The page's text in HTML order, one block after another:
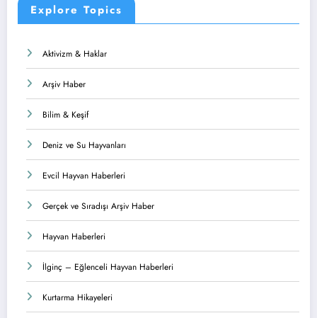
Explore Topics
Aktivizm & Haklar
Arşiv Haber
Bilim & Keşif
Deniz ve Su Hayvanları
Evcil Hayvan Haberleri
Gerçek ve Sıradışı Arşiv Haber
Hayvan Haberleri
İlginç – Eğlenceli Hayvan Haberleri
Kurtarma Hikayeleri